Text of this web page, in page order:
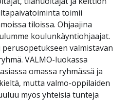
toimii
tiloissa. Ohjaajina
koulunkäyntiohjaajat.
valmistavan
VALMO-luokassa
omassa ryhmässä ja
mutta valmo-oppilaiden
myös yhteisiä tunteja